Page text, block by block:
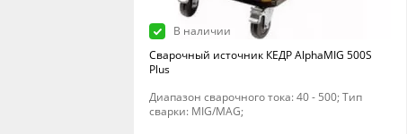
В наличии
Сварочный источник КЕДР AlphaMIG 500S
Plus
Диапазон сварочного тока: 40 - 500; Тип
сварки: MIG/MAG;